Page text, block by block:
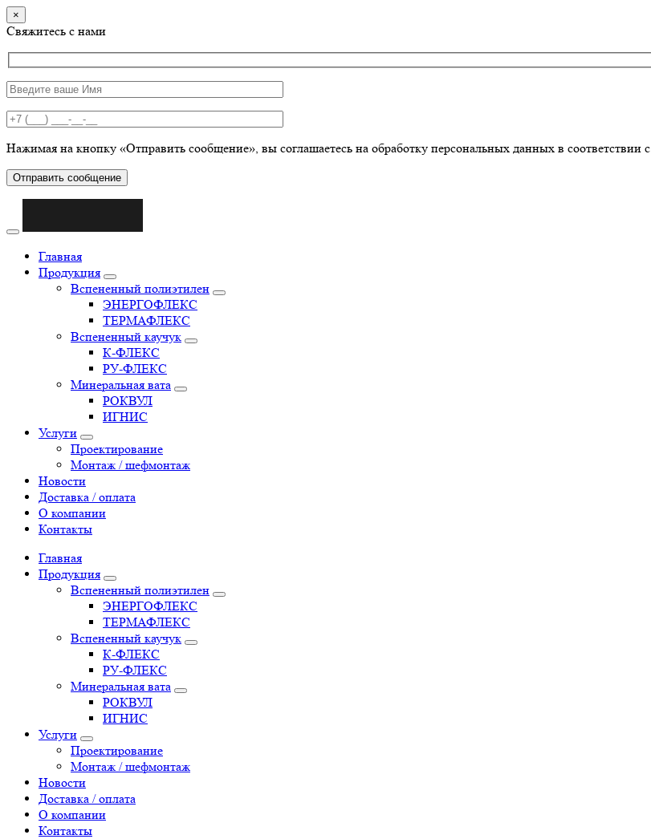
×
Свяжитесь с нами
Нажимая на кнопку «Отправить сообщение», вы соглашаетесь на обработку персональных данных в соответствии с
Отправить сообщение
Главная
Продукция
Вспененный полиэтилен
ЭНЕРГОФЛЕКС
ТЕРМАФЛЕКС
Вспененный каучук
К-ФЛЕКС
РУ-ФЛЕКС
Минеральная вата
РОКВУЛ
ИГНИС
Услуги
Проектирование
Монтаж / шефмонтаж
Новости
Доставка / оплата
О компании
Контакты
Главная
Продукция
Вспененный полиэтилен
ЭНЕРГОФЛЕКС
ТЕРМАФЛЕКС
Вспененный каучук
К-ФЛЕКС
РУ-ФЛЕКС
Минеральная вата
РОКВУЛ
ИГНИС
Услуги
Проектирование
Монтаж / шефмонтаж
Новости
Доставка / оплата
О компании
Контакты